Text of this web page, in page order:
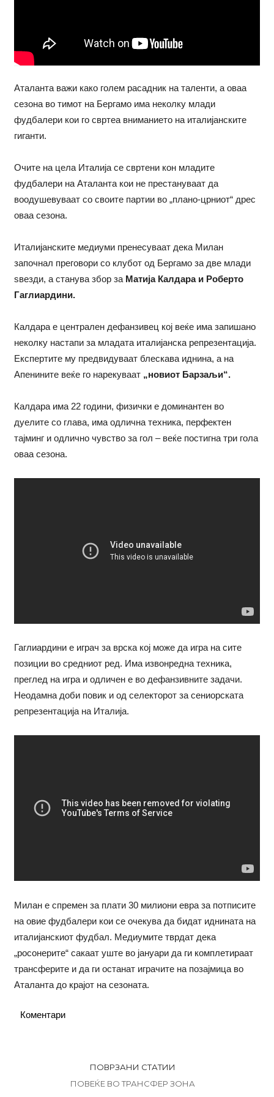
Аталанта важи како голем расадник на таленти, а оваа
сезона во тимот на Бергамо има неколку млади
фудбалери кои го свртеа вниманието на италијанските
гиганти.
Очите на цела Италија се свртени кон младите
фудбалери на Аталанта кои не престануваат да
воодушевуваат со своите партии во „плано-црниот“ дрес
оваа сезона.
Италијанските медиуми пренесуваат дека Милан
започнал преговори со клубот од Бергамо за две млади
ѕвезди, а станува збор за Матија Калдара и Роберто
Гаглиардини.
Калдара е централен дефанзивец кој веќе има запишано
неколку настапи за младата италијанска репрезентација.
Експертите му предвидуваат блескава иднина, а на
Апенините веќе го нарекуваат „новиот Барзаљи“.
Калдара има 22 години, физички е доминантен во
дуелите со глава, има одлична техника, перфектен
тајминг и одлично чувство за гол – веќе постигна три гола
оваа сезона.
Гаглиардини е играч за врска кој може да игра на сите
позиции во средниот ред. Има извонредна техника,
преглед на игра и одличен е во дефанзивните задачи.
Неодамна доби повик и од селекторот за сениорската
репрезентација на Италија.
Милан е спремен за плати 30 милиони евра за потписите
на овие фудбалери кои се очекува да бидат иднината на
италијанскиот фудбал. Медиумите тврдат дека
„росонерите“ сакаат уште во јануари да ги комплетираат
трансферите и да ги останат играчите на позајмица во
Аталанта до крајот на сезоната.
Коментари
ПОВРЗАНИ СТАТИИ
ПОВЕЌЕ ВО ТРАНСФЕР ЗОНА